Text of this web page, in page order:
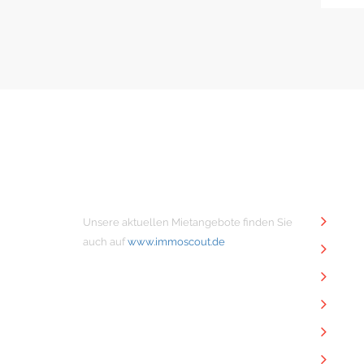
Unsere aktuellen Mietangebote finden Sie
auch auf www.immoscout.de